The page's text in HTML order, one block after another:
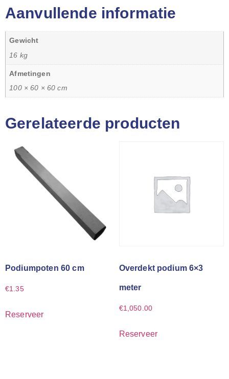
Aanvullende informatie
Gewicht
16 kg
Afmetingen
100 × 60 × 60 cm
Gerelateerde producten
Podiumpoten 60 cm
€1.35
Reserveer
Overdekt podium 6×3
meter
€1,050.00
Reserveer